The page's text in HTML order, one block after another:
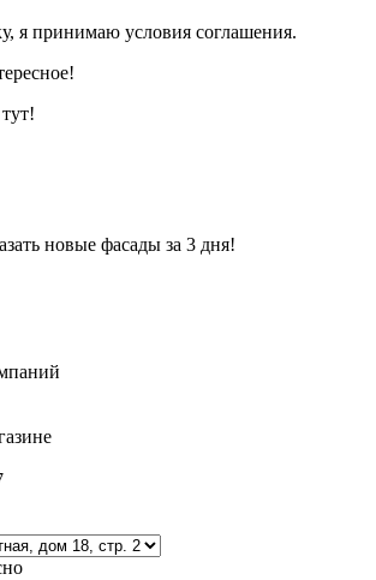
я принимаю условия соглашения.
новые фасады за 3 дня!